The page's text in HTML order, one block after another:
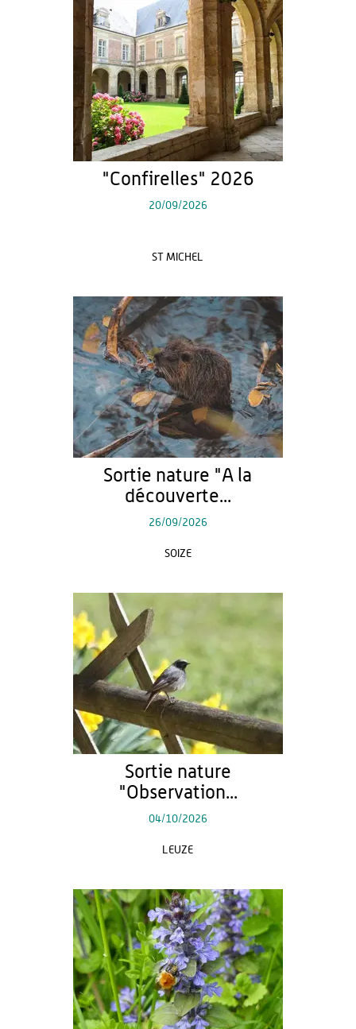
"Confirelles" 2026
20/09/2026
ST MICHEL
Sortie nature "A la
découverte...
26/09/2026
SOIZE
Sortie nature
"Observation...
04/10/2026
LEUZE